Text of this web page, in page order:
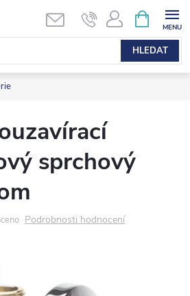
HLEDAT
NÁKUPNÍ
KOŠÍK
sprchový
Podrobnosti hodnocení